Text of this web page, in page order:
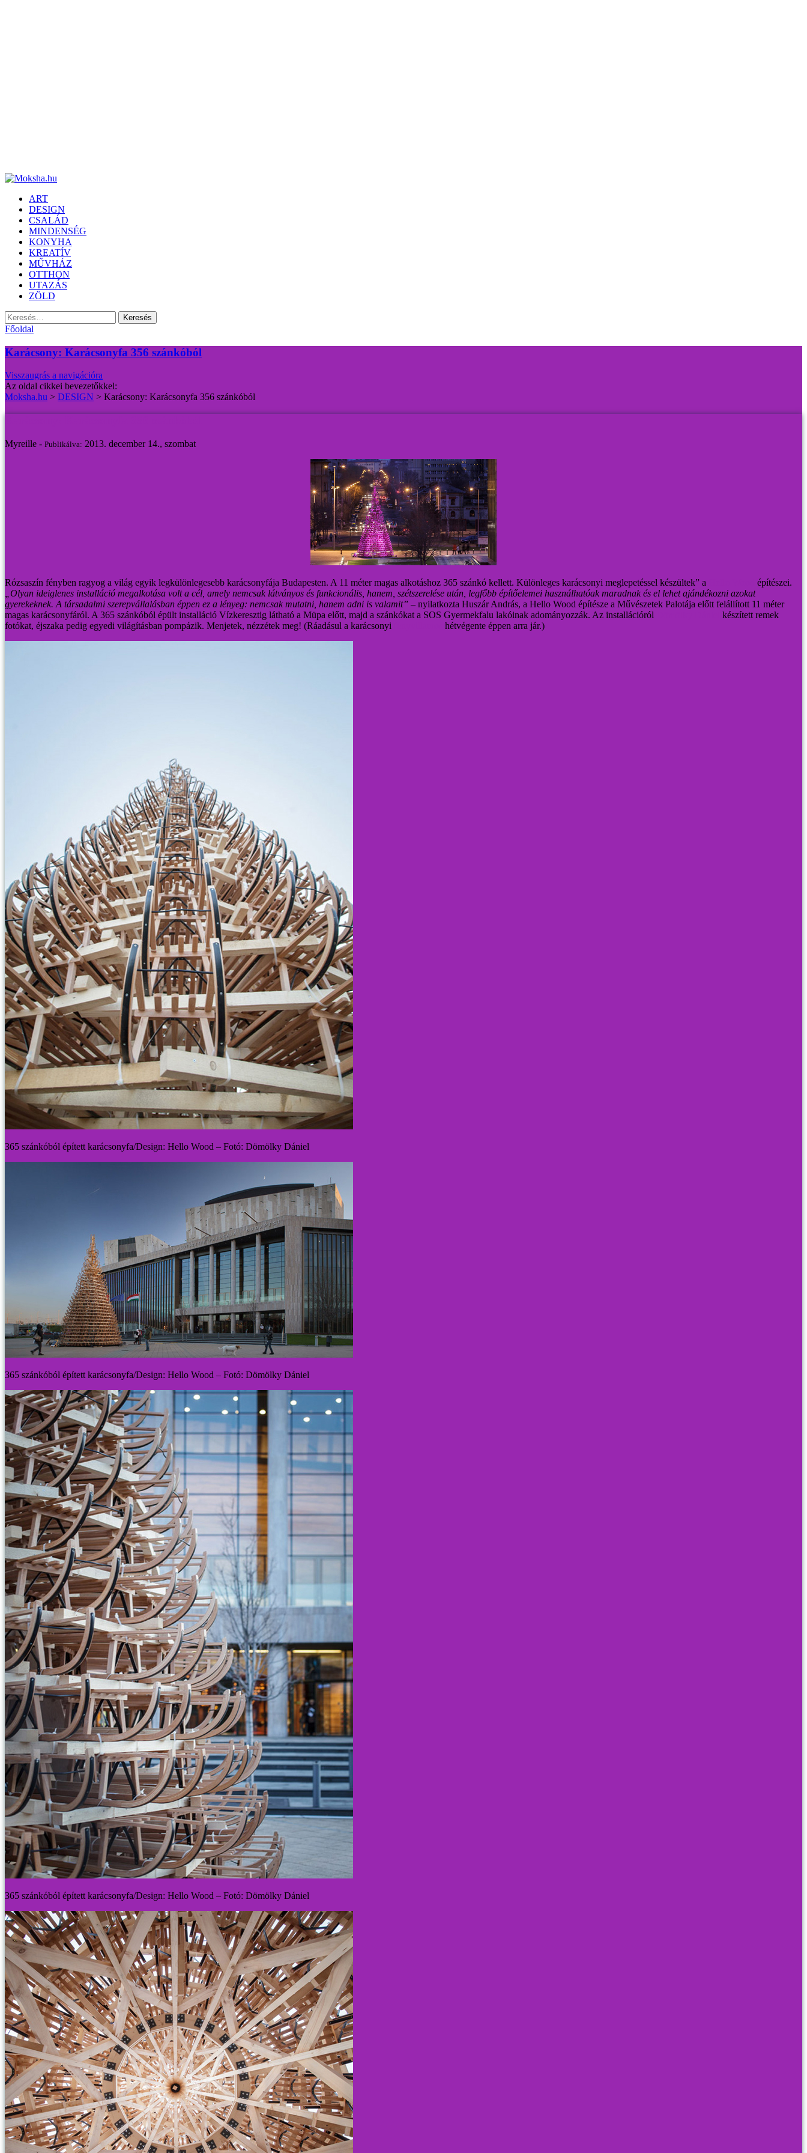
ART
DESIGN
CSALÁD
MINDENSÉG
KONYHA
KREATÍV
MŰVHÁZ
OTTHON
UTAZÁS
ZÖLD
Keresés:
Főoldal
Karácsony: Karácsonyfa 356 szánkóból
Visszaugrás a navigációra
Az oldal cikkei bevezetőkkel:
Moksha.hu > DESIGN > Karácsony: Karácsonyfa 356 szánkóból
Myreille - Publikálva: 2013. december 14., szombat
Rózsaszín fényben ragyog a világ egyik legkülönlegesebb karácsonyfája Budapesten. A 11 méter magas alkotáshoz 365 szánkó kellett. Különleges karácsonyi meglepetéssel készültek” a
építészei.
„Olyan ideiglenes installáció megalkotása volt a cél, amely nemcsak látványos és funkcionális, hanem, szétszerelése után, legfőbb építőelemei használhatóak maradnak és el lehet ajándékozni azokat
gyerekeknek. A társadalmi szerepvállalásban éppen ez a lényeg: nemcsak mutatni, hanem adni is valamit” – nyilatkozta Huszár András, a Hello Wood építésze a Művészetek Palotája előtt felállított 11 méter
magas karácsonyfáról. A 365 szánkóból épült installáció Vízkeresztig látható a Müpa előtt, majd a szánkókat a SOS Gyermekfalu lakóinak adományozzák. Az installációról
készített remek
fotókat, éjszaka pedig egyedi világításban pompázik. Menjetek, nézzétek meg! (Ráadásul a karácsonyi
hétvégente éppen arra jár.)
365 szánkóból épített karácsonyfa/Design: Hello Wood – Fotó: Dömölky Dániel
365 szánkóból épített karácsonyfa/Design: Hello Wood – Fotó: Dömölky Dániel
365 szánkóból épített karácsonyfa/Design: Hello Wood – Fotó: Dömölky Dániel